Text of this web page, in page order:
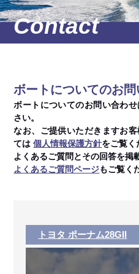
ボートについてのお
ボートについてのお問い合わ
さい。
なお、ご提供いただきますお
ては個人情報保護方針をご覧く
よくあるご質問とその回答を掲
よくあるご質問ページもご覧く
トヨタ ポーナム28GII